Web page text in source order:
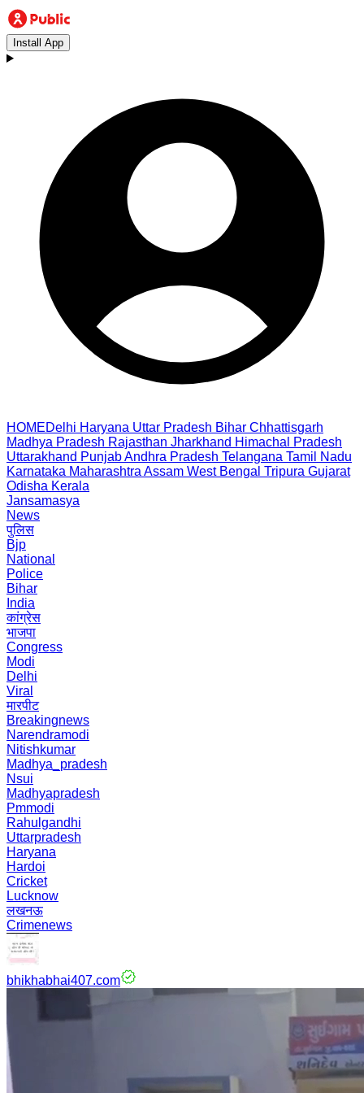
Install App
HOMEDelhi Haryana Uttar Pradesh Bihar Chhattisgarh
Madhya Pradesh Rajasthan Jharkhand Himachal Pradesh
Uttarakhand PunjabAndhra Pradesh Telangana Tamil Nadu
Karnataka Maharashtra Assam West Bengal Tripura Gujarat
Odisha Kerala
Jansamasya
News
पुलिस
Bjp
National
Police
Bihar
India
कांग्रेस
भाजपा
Congress
Modi
Delhi
Viral
मारपीट
Breakingnews
Narendramodi
Nitishkumar
Madhya_pradesh
Nsui
Madhyapradesh
Pmmodi
Rahulgandhi
Uttarpradesh
Haryana
Hardoi
Cricket
Lucknow
लखनऊ
Crimenews
bhikhabhai407.com